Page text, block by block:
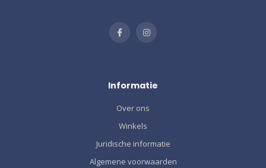
Informatie
Over ons
Winkels
Juridische informatie
Algemene voorwaarden